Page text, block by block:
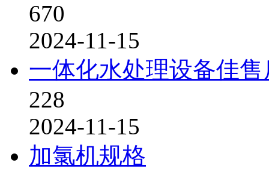
670
2024-11-15
一体化水处理设备佳
228
2024-11-15
加氯机规格